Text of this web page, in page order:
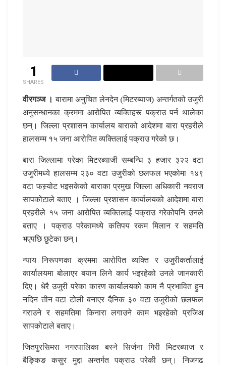
1
SHARES
वीरगञ्ज । बारामा अनुचित लेनदेन (मिटरब्याज) अन्तर्गतको उजुरी
अनुसन्धानका क्रममा आरोपित व्यक्तिहरू पक्राउ पर्न थालेका
छन्। जिल्ला प्रशासन कार्यालय बाराको आदेशमा बारा प्रहरीले
हालसम्म १५ जना आरोपित व्यक्तिलाई पक्राउ गरेको छ।
बारा जिल्लामा परेका मिटरब्याजी सम्बन्धि ३ हजार ३२२ वटा
उजुरीमध्ये हालसम्म २३० वटा उजुरीको छलफल भएकोमा १४९
वटा फस्र्योट भइसकेको बाराका प्रमुख जिल्ला अधिकारी नवराज
सापकोटाले बताए । जिल्ला प्रशासन कार्यालयको आदेशमा बारा
प्रहरीले १५ जना आरोपित व्यक्तिलाई पक्राउ गरेकोपनि उनले
बताए । पक्राउ परेकामध्ये कतिपय रकम मिलान र सहमति
भएपछि छुटेका छन्।
न्याय निरूपणका क्रममा आरोपित व्यक्ति र उजुरीकर्तालाई
कार्यालयमा बोलाएर बयान लिने कार्य भइरहेको उनले जानकारी
दिए। धेरै उजुरी परेका कारण कार्यालयको काम नै प्रभावित हुन
नदिन तीन वटा टोली बनाएर दैनिक ३० वटा उजुरीको छलफल
गराउने र सहमतिमा किनारा लगाउने काम भइरहेको प्रजिअ
सापकोटाले बताए।
जितपुरसिमरा नगरपालिका बस्ने सिर्जना गिरी मिटरब्याज र
बैङ्किङ कसुर मुद्दा अन्तर्गत पक्राउ परेकी छन्। निजगढ